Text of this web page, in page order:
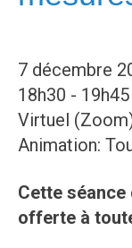
7 décembre
18h30 - 19h45
Virtuel
Animation:
Cette
offerte à